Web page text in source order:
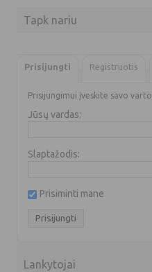
Tapk nariu
Prisijungti Registruotis
Prisijungimui įveskite savo
Jūsų vardas:
Slaptažodis:
Prisiminti mane
Lankytojai